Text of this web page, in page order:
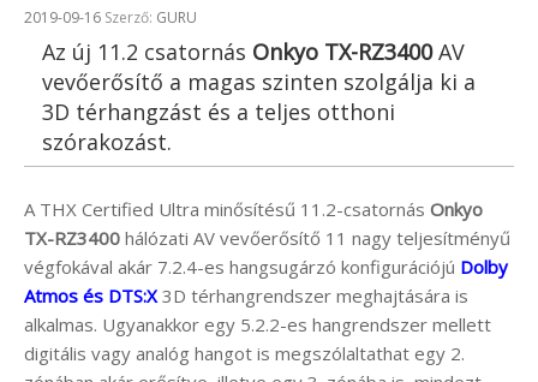
Beküldve:
2019-09-16 Szerző: GURU
Az új 11.2 csatornás Onkyo TX-RZ3400AV
vevőerősítő a magas szinten szolgálja ki a
3D térhangzást és a teljes otthoni
szórakozást.
A THX Certified Ultra minősítésű 11.2-csatornás Onkyo
TX-RZ3400 hálózati AV vevőerősítő 11 nagy teljesítményű
végfokával akár 7.2.4-es hangsugárzó konfigurációjú Dolby
Atmos és DTS:X 3D térhangrendszer meghajtására is
alkalmas. Ugyanakkor egy 5.2.2-es hangrendszer mellett
digitális vagy analóg hangot is megszólaltathat egy 2.